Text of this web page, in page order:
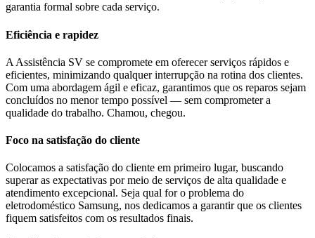
garantia formal sobre cada serviço.
Eficiência e rapidez
A Assistência SV se compromete em oferecer serviços rápidos e
eficientes, minimizando qualquer interrupção na rotina dos clientes.
Com uma abordagem ágil e eficaz, garantimos que os reparos sejam
concluídos no menor tempo possível — sem comprometer a
qualidade do trabalho. Chamou, chegou.
Foco na satisfação do cliente
Colocamos a satisfação do cliente em primeiro lugar, buscando
superar as expectativas por meio de serviços de alta qualidade e
atendimento excepcional. Seja qual for o problema do
eletrodoméstico Samsung, nos dedicamos a garantir que os clientes
fiquem satisfeitos com os resultados finais.